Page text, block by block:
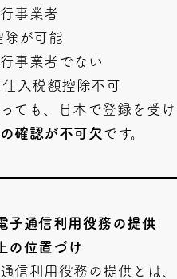
事業者
が可能
事業者でない
入税額控除不可
ても、日本で登録を受
確認が不可欠 です。
子通信利用役務の提供
の位置づけ
信利用役務の提供とは、